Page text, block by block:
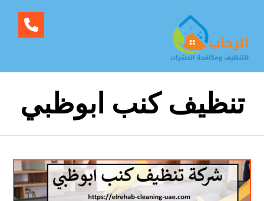
تنظيف كنب ابوظبي